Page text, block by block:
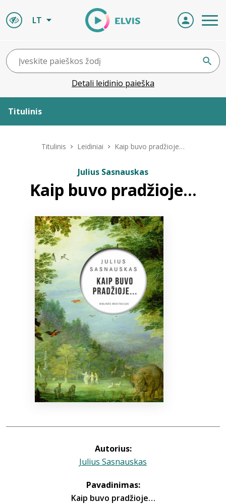
LT
Detali leidinio paieška
Titulinis
ELVIS atvyksta
Naujienos
Bibliotekoms
+370 667 80 541
info@elvislab.lt
Titulinis Leidiniai Kaip buvo pradžioje…
Julius Sasnauskas
Kaip buvo pradžioje…
Autorius:
Julius Sasnauskas
Pavadinimas:
Kaip buvo pradžioje…